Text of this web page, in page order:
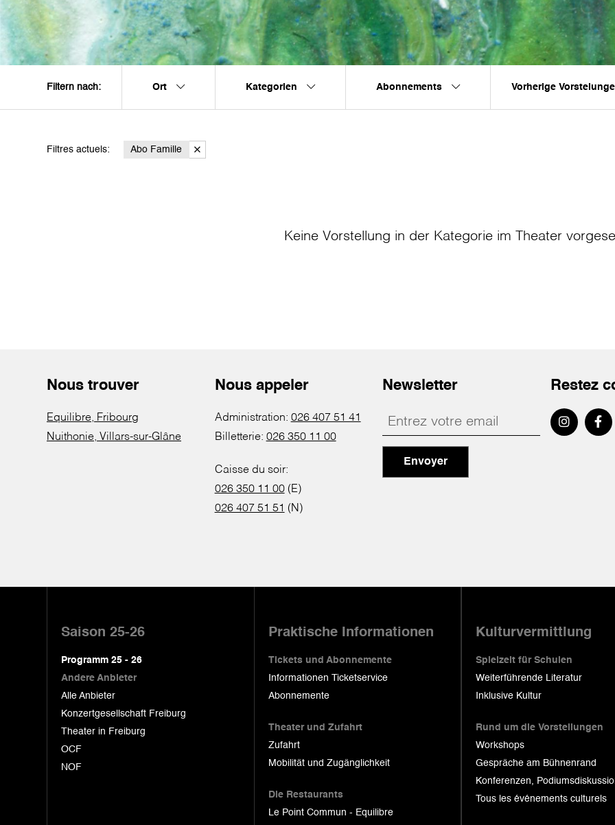
Filtern nach: Ort Kategorien Abonnements Vorherige
Filtres actuels: Abo Famille
Keine Vorstellung in der Kategorie im Theater
Nous trouver
Equilibre, Fribourg
Nuithonie, Villars-sur-Glâne
Nous appeler
Administration: 026 407 51 41
Billetterie: 026 350 11 00
Caisse du soir:
026 350 11 00(E)
026 407 51 51 (N)
Newsletter
Envoyer
Restez
Saison 25-26
Programm 25 - 26
Andere Anbieter
Alle Anbieter
Konzertgesellschaft Freiburg
Theater in Freiburg
OCF
NOF
Praktische Informationen
Tickets und Abonnemente
Informationen Ticketservice
Abonnemente
Theater und Zufahrt
Zufahrt
Mobilität und Zugänglichkeit
Die Restaurants
Le Point Commun - Equilibre
Kulturvermittlung
Spielzeit für Schulen
Weiterführende Literatur
Inklusive Kultur
Rund um die Vorstellungen
Workshops
Gespräche am Bühnenrand
Konferenzen,
Tous les événements culturels